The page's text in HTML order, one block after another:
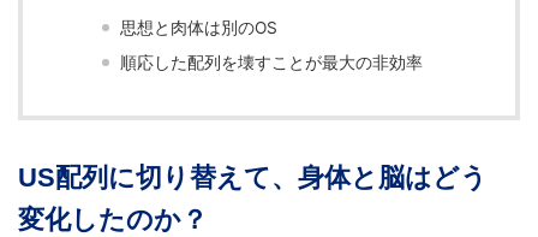
思想と肉体は別のOS
順応した配列を壊すことが最大の非効率
US配列に切り替えて、身体と脳はどう
変化したのか？